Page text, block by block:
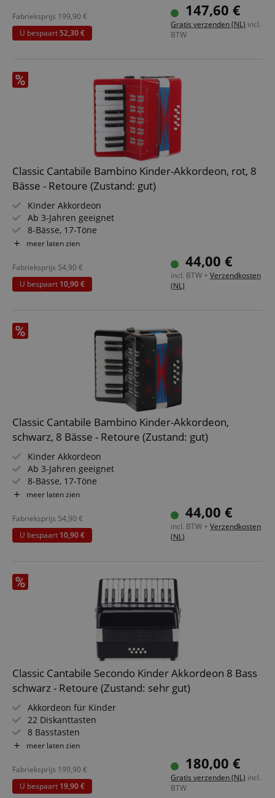
147,60 €
Gratis verzenden (NL) incl.
BTW
Fabrieksprijs 199,90 €
U bespaart52,30 €
Classic Cantabile Bambino Kinder-Akkordeon, rot, 8
Bässe - Retoure (Zustand: gut)
Kinder Akkordeon
Ab 3-Jahren geeignet
8-Bässe, 17-Töne
Luftventil
meer laten zien
44,00 €
incl. BTW + Verzendkosten
(NL)
Fabrieksprijs 54,90 €
U bespaart 10,90 €
Classic Cantabile Bambino Kinder-Akkordeon,
schwarz, 8 Bässe - Retoure (Zustand: gut)
Kinder Akkordeon
Ab 3-Jahren geeignet
8-Bässe, 17-Töne
Luftventil
meer laten zien
44,00 €
incl. BTW + Verzendkosten
(NL)
Fabrieksprijs 54,90 €
U bespaart 10,90 €
Classic Cantabile Secondo Kinder Akkordeon 8 Bass
schwarz - Retoure (Zustand: sehr gut)
Akkordeon für Kinder
22 Diskanttasten
8 Basstasten
Inkl. Trageriemen und Tasche
meer laten zien
180,00 €
Gratis verzenden (NL) incl.
BTW
Fabrieksprijs 199,90 €
U bespaart 19,90 €